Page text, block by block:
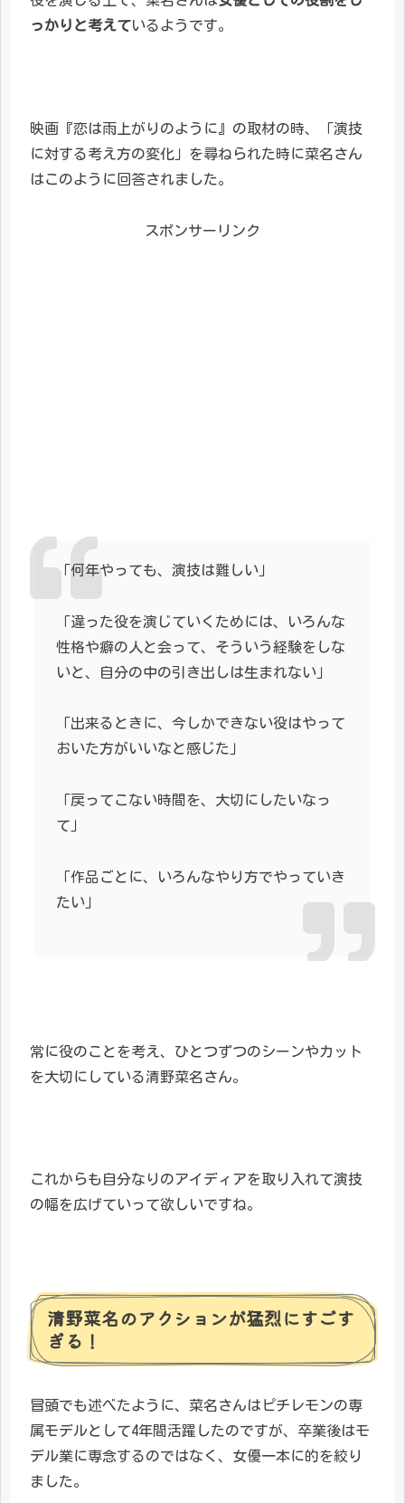
っかりと考えているようです。
映画『恋は雨上がりのように』の取材の時、「演技
に対する考え方の変化」を尋ねられた時に菜名さん
はこのように回答されました。
スポンサーリンク
「何年やっても、演技は難しい」
「違った役を演じていくためには、いろんな
性格や癖の人と会って、そういう経験をしな
いと、自分の中の引き出しは生まれない」
「出来るときに、今しかできない役はやって
おいた方がいいなと感じた」
「戻ってこない時間を、大切にしたいなっ
て」
「作品ごとに、いろんなやり方でやっていき
たい」
常に役のことを考え、ひとつずつのシーンやカット
を大切にしている清野菜名さん。
これからも自分なりのアイディアを取り入れて演技
の幅を広げていって欲しいですね。
清野菜名のアクションが猛烈にすごす
ぎる！
冒頭でも述べたように、菜名さんはピチレモンの専
属モデルとして4年間活躍したのですが、卒業後はモ
デル業に専念するのではなく、女優一本に的を絞り
ました。